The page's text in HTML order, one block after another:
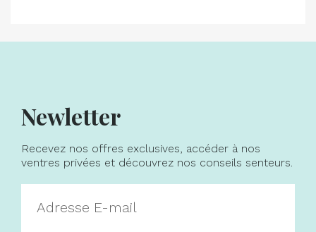
Newletter
Recevez nos offres exclusives, accéder à nos
ventres privées et découvrez nos conseils senteurs.